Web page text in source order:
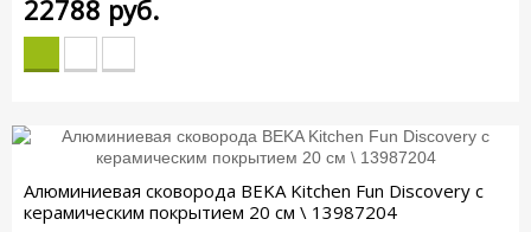
22788 руб.
Алюминиевая сковорода BEKA Kitchen Fun Discovery с
керамическим покрытием 20 см \ 13987204